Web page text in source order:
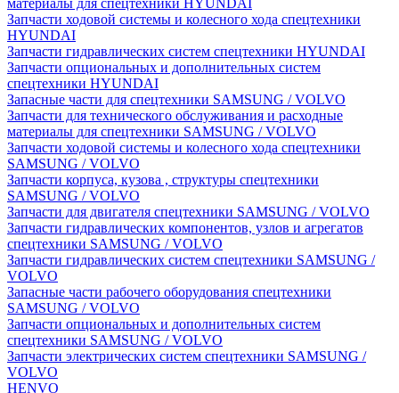
материалы для спецтехники HYUNDAI
Запчасти ходовой системы и колесного хода спецтехники
HYUNDAI
Запчасти гидравлических систем спецтехники HYUNDAI
Запчасти опциональных и дополнительных систем
спецтехники HYUNDAI
Запасные части для спецтехники SAMSUNG / VOLVO
Запчасти для технического обслуживания и расходные
материалы для спецтехники SAMSUNG / VOLVO
Запчасти ходовой системы и колесного хода спецтехники
SAMSUNG / VOLVO
Запчасти корпуса, кузова , структуры спецтехники
SAMSUNG / VOLVO
Запчасти для двигателя спецтехники SAMSUNG / VOLVO
Запчасти гидравлических компонентов, узлов и агрегатов
спецтехники SAMSUNG / VOLVO
Запчасти гидравлических систем спецтехники SAMSUNG /
VOLVO
Запасные части рабочего оборудования спецтехники
SAMSUNG / VOLVO
Запчасти опциональных и дополнительных систем
спецтехники SAMSUNG / VOLVO
Запчасти электрических систем спецтехники SAMSUNG /
VOLVO
HENVO